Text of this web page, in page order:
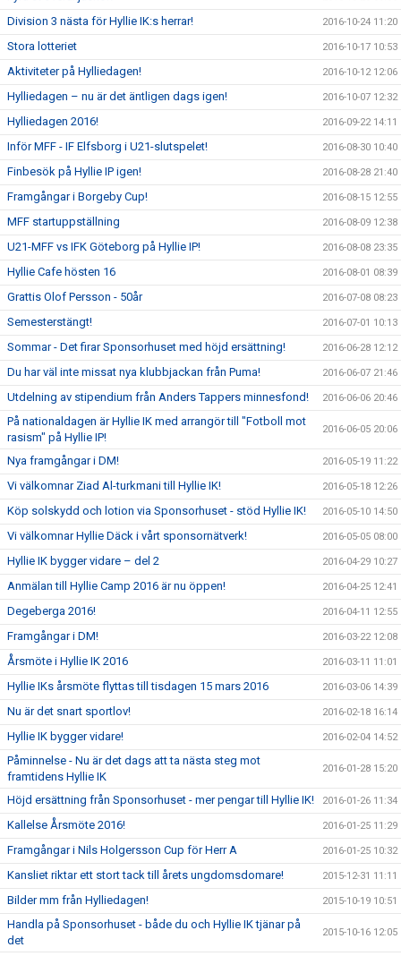
Division 3 nästa för Hyllie IK:s herrar! 2016-10-24 11:20
Stora lotteriet 2016-10-17 10:53
Aktiviteter på Hylliedagen! 2016-10-12 12:06
Hylliedagen – nu är det äntligen dags igen! 2016-10-07 12:32
Hylliedagen 2016! 2016-09-22 14:11
Inför MFF - IF Elfsborg i U21-slutspelet! 2016-08-30 10:40
Finbesök på Hyllie IP igen! 2016-08-28 21:40
Framgångar i Borgeby Cup! 2016-08-15 12:55
MFF startuppställning 2016-08-09 12:38
U21-MFF vs IFK Göteborg på Hyllie IP! 2016-08-08 23:35
Hyllie Cafe hösten 16 2016-08-01 08:39
Grattis Olof Persson - 50år 2016-07-08 08:23
Semesterstängt! 2016-07-01 10:13
Sommar - Det firar Sponsorhuset med höjd ersättning! 2016-06-28 12:12
Du har väl inte missat nya klubbjackan från Puma! 2016-06-07 21:46
Utdelning av stipendium från Anders Tappers minnesfond! 2016-06-06 20:46
På nationaldagen är Hyllie IK med arrangör till "Fotboll mot
rasism" på Hyllie IP!
2016-06-05 20:06
Nya framgångar i DM! 2016-05-19 11:22
Vi välkomnar Ziad Al-turkmani till Hyllie IK! 2016-05-18 12:26
Köp solskydd och lotion via Sponsorhuset - stöd Hyllie IK! 2016-05-10 14:50
Vi välkomnar Hyllie Däck i vårt sponsornätverk! 2016-05-05 08:00
Hyllie IK bygger vidare – del 2 2016-04-29 10:27
Anmälan till Hyllie Camp 2016 är nu öppen! 2016-04-25 12:41
Degeberga 2016! 2016-04-11 12:55
Framgångar i DM! 2016-03-22 12:08
Årsmöte i Hyllie IK 2016 2016-03-11 11:01
Hyllie IKs årsmöte flyttas till tisdagen 15 mars 2016 2016-03-06 14:39
Nu är det snart sportlov! 2016-02-18 16:14
Hyllie IK bygger vidare! 2016-02-04 14:52
Påminnelse - Nu är det dags att ta nästa steg mot
framtidens Hyllie IK
2016-01-28 15:20
Höjd ersättning från Sponsorhuset - mer pengar till Hyllie IK! 2016-01-26 11:34
Kallelse Årsmöte 2016! 2016-01-25 11:29
Framgångar i Nils Holgersson Cup för Herr A 2016-01-25 10:32
Kansliet riktar ett stort tack till årets ungdomsdomare! 2015-12-31 11:11
Bilder mm från Hylliedagen! 2015-10-19 10:51
Handla på Sponsorhuset - både du och Hyllie IK tjänar på
det
2015-10-16 12:05